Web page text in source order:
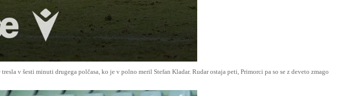
v šesti minuti drugega polčasa, ko je v polno meril Stefan Kladar. Rudar ostaja peti, Primorci pa so se z deveto zmago